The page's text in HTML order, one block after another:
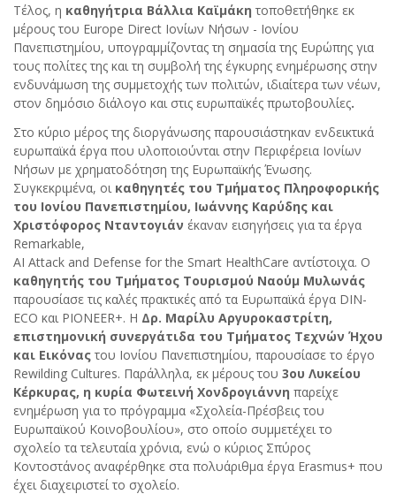
Τέλος, η καθηγήτρια Βάλλια Καϊμάκη τοποθετήθηκε εκ
μέρους του Europe Direct Ιονίων Νήσων - Ιονίου
Πανεπιστημίου, υπογραμμίζοντας τη σημασία της Ευρώπης για
τους πολίτες της και τη συμβολή της έγκυρης ενημέρωσης στην
ενδυνάμωση της συμμετοχής των πολιτών, ιδιαίτερα των νέων,
στον δημόσιο διάλογο και στις ευρωπαϊκές πρωτοβουλίες.
Στο κύριο μέρος της διοργάνωσης παρουσιάστηκαν ενδεικτικά
ευρωπαϊκά έργα που υλοποιούνται στην Περιφέρεια Ιονίων
Νήσων με χρηματοδότηση της Ευρωπαϊκής Ένωσης.
Συγκεκριμένα, οικαθηγητές του Τμήματος Πληροφορικής
του Ιονίου Πανεπιστημίου, Ιωάννης Καρύδης και
Χριστόφορος Νταντογιάν έκαναν εισηγήσεις για τα έργα
Remarkable,
AI Attack and Defense for the Smart HealthCare αντίστοιχα. Ο
καθηγητής του Τμήματος Τουρισμού Ναούμ Μυλωνάς
παρουσίασε τις καλές πρακτικές από τα Ευρωπαϊκά έργα DIN-
ECO και PIONEER+. Η Δρ. Μαρίλυ Αργυροκαστρίτη,
επιστημονική συνεργάτιδα του Τμήματος Τεχνών Ήχου
και Εικόνας του Ιονίου Πανεπιστημίου, παρουσίασε το έργο
Rewilding Cultures. Παράλληλα, εκ μέρους του 3ου Λυκείου
Κέρκυρας, η κυρία Φωτεινή Χονδρογιάννη παρείχε
ενημέρωση για το πρόγραμμα «Σχολεία-Πρέσβεις του
Ευρωπαϊκού Κοινοβουλίου», στο οποίο συμμετέχει το
σχολείο τα τελευταία χρόνια, ενώ ο κύριος Σπύρος
Κοντοστάνος αναφέρθηκε στα πολυάριθμα έργα Erasmus+ που
έχει διαχειριστεί το σχολείο.